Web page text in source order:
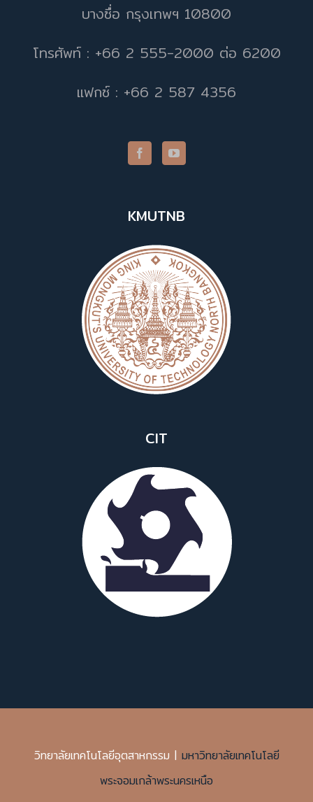
บางซื่อ กรุงเทพฯ 10800
โทรศัพท์ : +66 2 555-2000 ต่อ 6200
แฟกซ์ : +66 2 587 4356
KMUTNB
CIT
วิทยาลัยเทคโนโลยีอุตสาหกรรม | มหาวิทยาลัยเทคโนโลยี
พระจอมเกล้าพระนครเหนือ